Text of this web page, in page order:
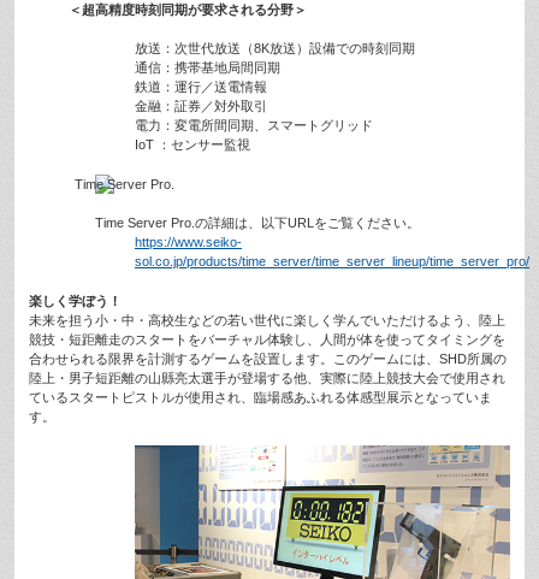
＜超高精度時刻同期が要求される分野＞
放送：次世代放送（8K放送）設備での時刻同期
通信：携帯基地局間同期
鉄道：運行／送電情報
金融：証券／対外取引
電力：変電所間同期、スマートグリッド
IoT ：センサー監視
Time Server Pro.の詳細は、以下URLをご覧ください。
https://www.seiko-
sol.co.jp/products/time_server/time_server_lineup/time_server_pro/
楽しく学ぼう！
未来を担う小・中・高校生などの若い世代に楽しく学んでいただけるよう、陸上
競技・短距離走のスタートをバーチャル体験し、人間が体を使ってタイミングを
合わせられる限界を計測するゲームを設置します。このゲームには、SHD所属の
陸上・男子短距離の山縣亮太選手が登場する他、実際に陸上競技大会で使用され
ているスタートピストルが使用され、臨場感あふれる体感型展示となっていま
す。